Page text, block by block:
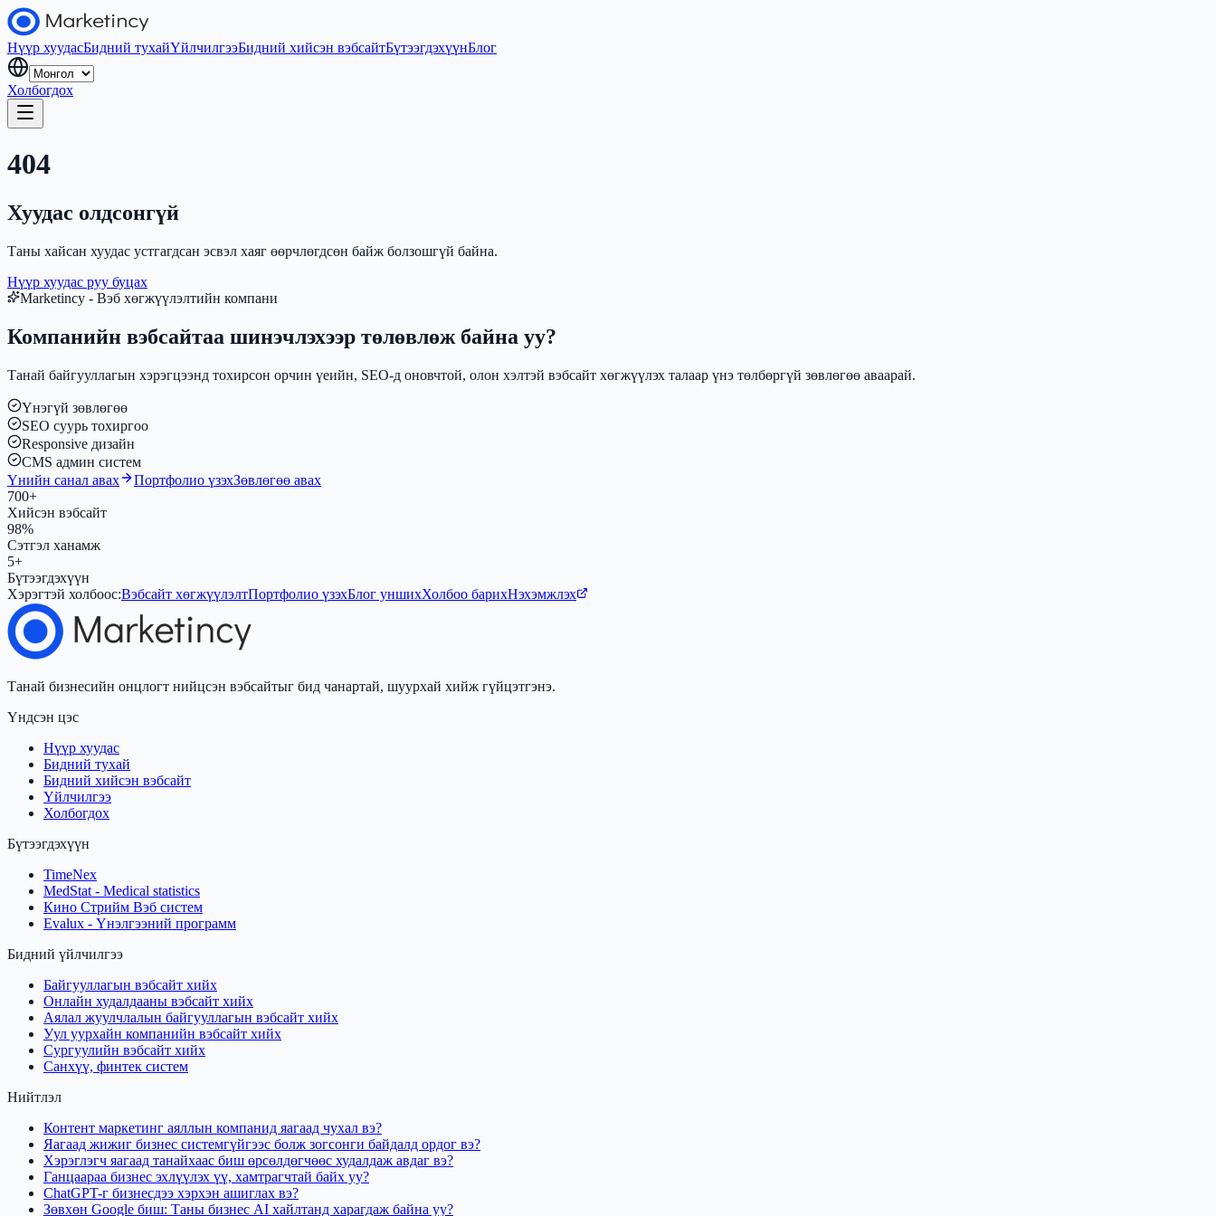
Нүүр хуудасБидний тухайҮйлчилгээБидний хийсэн вэбсайтБүтээгдэхүүнБлог
Холбогдох
404
Хуудас олдсонгүй
Таны хайсан хуудас устгагдсан эсвэл хаяг өөрчлөгдсөн байж болзошгүй байна.
Нүүр хуудас руу буцах
Marketincy - Вэб хөгжүүлэлтийн компани
Компанийн вэбсайтаа шинэчлэхээр төлөвлөж байна уу?
Танай байгууллагын хэрэгцээнд тохирсон орчин үеийн, SEO-д оновчтой, олон хэлтэй вэбсайт хөгжүүлэх талаар үнэ төлбөргүй зөвлөгөө аваарай.
Үнэгүй зөвлөгөө
SEO суурь тохиргоо
Responsive дизайн
CMS админ систем
Үнийн санал авах
Портфолио үзэхЗөвлөгөө авах
700+
Хийсэн вэбсайт
98%
Сэтгэл ханамж
5+
Бүтээгдэхүүн
Хэрэгтэй холбоос:Вэбсайт хөгжүүлэлтПортфолио үзэхБлог уншихХолбоо барихНэхэмжлэх
Танай бизнесийн онцлогт нийцсэн вэбсайтыг бид чанартай, шуурхай хийж гүйцэтгэнэ.
Үндсэн цэс
Нүүр хуудас
Бидний тухай
Бидний хийсэн вэбсайт
Үйлчилгээ
Холбогдох
Бүтээгдэхүүн
TimeNex
MedStat - Medical statistics
Кино Стрийм Вэб систем
Evalux - Үнэлгээний программ
Бидний үйлчилгээ
Байгууллагын вэбсайт хийх
Онлайн худалдааны вэбсайт хийх
Аялал жуулчлалын байгууллагын вэбсайт хийх
Уул уурхайн компанийн вэбсайт хийх
Сургуулийн вэбсайт хийх
Санхүү, финтек систем
Нийтлэл
Контент маркетинг аяллын компанид яагаад чухал вэ?
Яагаад жижиг бизнес системгүйгээс болж зогсонги байдалд ордог вэ?
Хэрэглэгч яагаад танайхаас биш өрсөлдөгчөөс худалдаж авдаг вэ?
Ганцаараа бизнес эхлүүлэх үү, хамтрагчтай байх уу?
ChatGPT-г бизнесдээ хэрхэн ашиглах вэ?
Зөвхөн Google биш: Таны бизнес AI хайлтанд харагдаж байна уу?